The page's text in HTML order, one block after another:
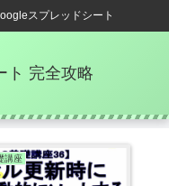
スプレッドシート
ト 完全攻略
講座